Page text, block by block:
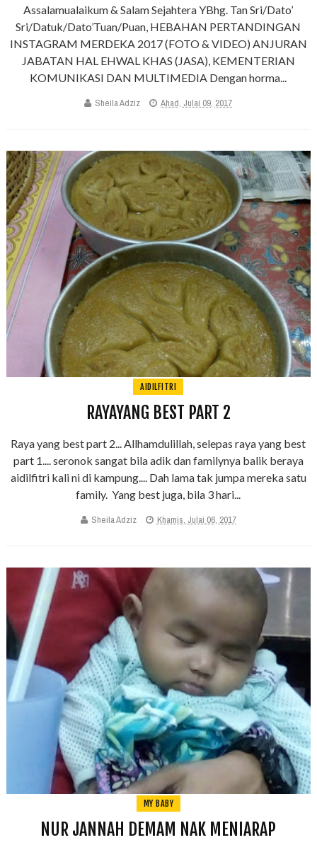
Assalamualaikum & Salam Sejahtera YBhg. Tan Sri/Dato’
Sri/Datuk/Dato’Tuan/Puan, HEBAHAN PERTANDINGAN
INSTAGRAM MERDEKA 2017 (FOTO & VIDEO) ANJURAN
JABATAN HAL EHWAL KHAS (JASA), KEMENTERIAN
KOMUNIKASI DAN MULTIMEDIA Dengan horma...
Sheila Adziz Ahad, Julai 09, 2017
AIDILFITRI
RAYAYANG BEST PART 2
Raya yang best part 2... Allhamdulillah, selepas raya yang best
part 1.... seronok sangat bila adik dan familynya balik beraya
aidilfitri kali ni di kampung.... Dah lama tak jumpa mereka satu
family. Yang best juga, bila 3 hari...
Sheila Adziz Khamis, Julai 06, 2017
MY BABY
NUR JANNAH DEMAM NAK MENIARAP